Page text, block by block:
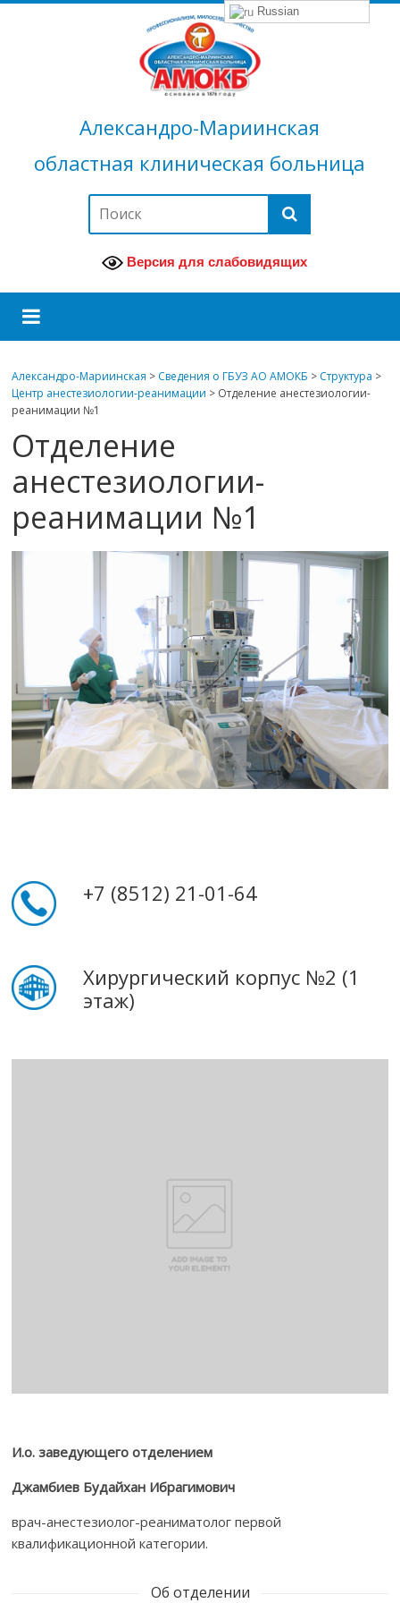
Александро-Мариинская
областная клиническая больница
Версия для слабовидящих
Александро-Мариинская > Сведения о ГБУЗ АО АМОКБ > Структура >
Центр анестезиологии-реанимации > Отделение анестезиологии-
реанимации №1
Отделение
анестезиологии-
реанимации №1
+7 (8512) 21-01-64
Хирургический корпус №2 (1
этаж)
И.о. заведующего отделением
Джамбиев Будайхан Ибрагимович
врач-анестезиолог-реаниматолог первой
квалификационной категории.
Об отделении
Russian